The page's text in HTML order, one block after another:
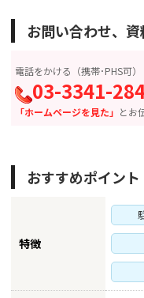
お問い合わせ、
電話をかける（携帯･PHS可）
03-3341-
「ホームページを見た」 とお
おすすめポイント
特徴